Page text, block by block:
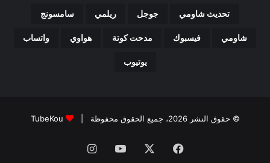
تحديث شاومي جوجل ريلمي سامسونج
شاومي فيسبوك مدحت كوتة هواوي واتساب
يوتيوب
© حقوق النشر 2026، جميع الحقوق محفوظة | TubeKou
فيسبوك ‫YouTubeانستقرام